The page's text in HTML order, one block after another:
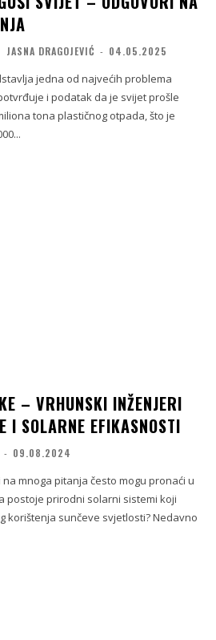
JASNA DRAGOJEVIĆ - 04.05.2025
jedna od najvećih problema
i podatak da je svijet prošle
tona plastičnog otpada, što je
– VRHUNSKI INŽENJERI
I SOLARNE EFIKASNOSTI
- 09.08.2024
mnoga pitanja često mogu pronaći u
postoje prirodni solarni sistemi koji
korištenja sunčeve svjetlosti? Nedavno